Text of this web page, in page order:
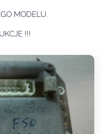
MODELU.
!!!